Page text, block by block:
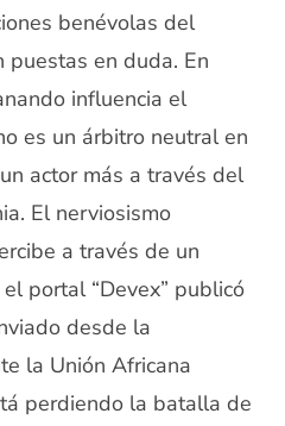
benévolas del
puestas en duda. En
influencia el
es un árbitro neutral en
actor más a través del
El nerviosismo
a través de un
portal “Devex” publicó
desde la
la Unión Africana
perdiendo la batalla de